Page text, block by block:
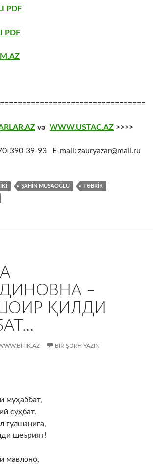
PDF
PDF
və WWW.USTAC.AZ >>>>
390-39-93 E-mail: zauryazar@mail.ru
ŞAHİN MUSAOĞLU TƏBRİK
–
ҚИЛДИ
BIR ŞƏRH YAZIN
муҳаббат,
суҳбат.
гулшанига,
шеърият!
мавлоно,